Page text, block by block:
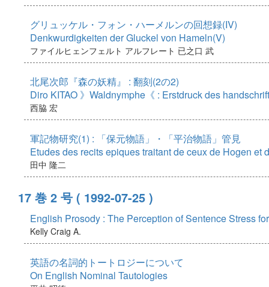
グリュッケル・フォン・ハーメルンの回想録(IV)
Denkwurdigkeiten der Gluckel von Hameln(V)
ファイルヒェンフェルト アルフレート 已之口 武
北尾次郎『森の妖精』 : 翻刻(2の2)
Diro KITAO 》Waldnymphe《 : Erstdruck des
西脇 宏
軍記物研究(1) : 「保元物語」・「平治物語」管見
Etudes des recits epiques traitant de ceux de Hogen et
田中 隆二
17 巻 2 号 ( 1992-07-25 )
English Prosody : The Perception of Sentence Stress
Kelly Craig A.
英語の名詞的トートロジーについて
On English Nominal Tautologies